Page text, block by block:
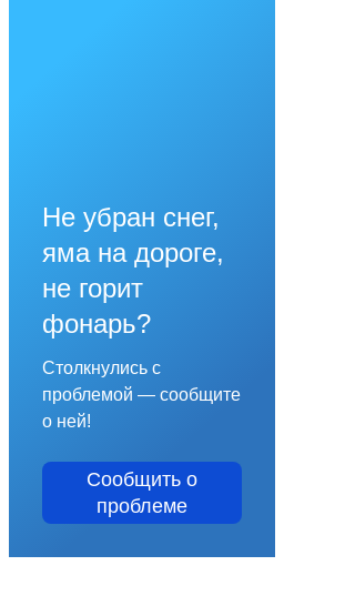
Не убран снег,
яма на дороге,
не горит
фонарь?
Столкнулись с
проблемой — сообщите
о ней!
Сообщить о
проблеме